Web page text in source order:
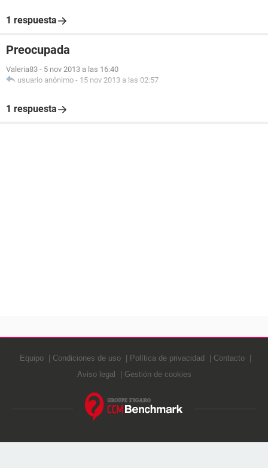
1 respuesta
Preocupada
Valeria83 - 5 nov 2013 a las 16:40
usuario anónimo - 15 nov 2013 a las 02:57
1 respuesta
Equipo Condiciones de uso Política de privacidad
Contacto
Aviso legal
Gestión de cookies